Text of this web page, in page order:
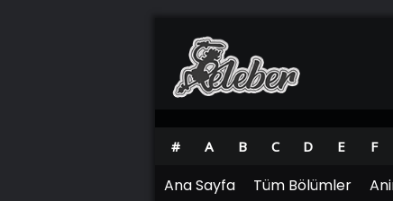
# A B C D E F
Ana Sayfa Tüm Bölümler